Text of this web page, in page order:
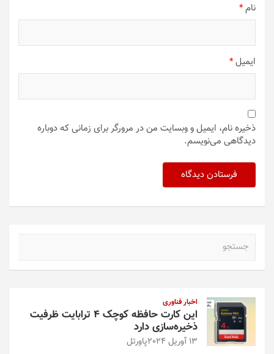
نام*
ایمیل*
ذخیره نام، ایمیل و وبسایت من در مرورگر برای زمانی که دوباره
دیدگاهی می‌نویسم.
اخبار فناوری
این کارت حافظه کوچک ۴ ترابایت ظرفیت
ذخیره‌سازی دارد
13 آوریل 2024 پاورتل